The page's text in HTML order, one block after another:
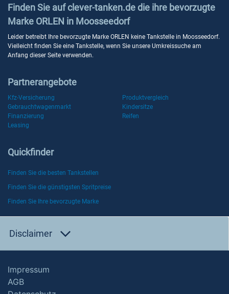
Finden Sie auf clever-tanken.de die ihre bevorzugte
Marke ORLEN in Moosseedorf
Leider betreibt Ihre bevorzugte Marke ORLEN keine Tankstelle in Moosseedorf.
Vielleicht finden Sie eine Tankstelle, wenn Sie unsere Umkreissuche am
Anfang dieser Seite verwenden.
Partnerangebote
Kfz-Versicherung
Produktvergleich
Gebrauchtwagenmarkt
Kindersitze
Finanzierung
Reifen
Leasing
Quickfinder
Finden Sie die besten Tankstellen
Finden Sie die günstigsten Spritpreise
Finden Sie Ihre bevorzugte Marke
Disclaimer
Impressum
AGB